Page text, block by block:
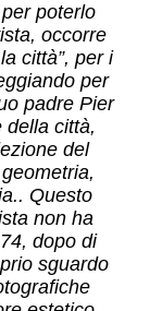
poterlo
occorre
città”, per i
per
padre Pier
della città,
del
Questo
non ha
dopo di
sguardo